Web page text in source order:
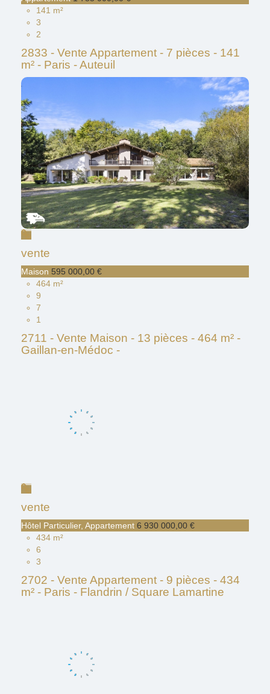
141 m²
3
2
2833 - Vente Appartement - 7 pièces - 141
m² - Paris - Auteuil
vente
Maison 595 000,00 €
464 m²
9
7
1
2711 - Vente Maison - 13 pièces - 464 m² -
Gaillan-en-Médoc -
vente
Hôtel Particulier, Appartement 6 930 000,00 €
434 m²
6
3
2702 - Vente Appartement - 9 pièces - 434
m² - Paris - Flandrin / Square Lamartine